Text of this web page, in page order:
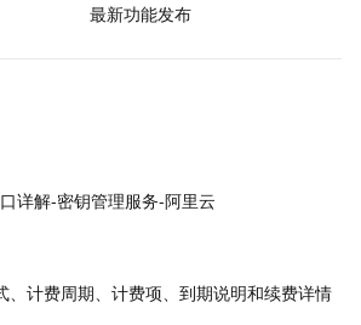
最新功能发布
详解-密钥管理服务-阿里云
、计费周期、计费项、到期说明和续费详情